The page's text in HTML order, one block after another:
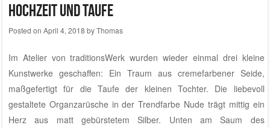
Hochzeit und Taufe
Posted on April 4, 2018 byThomas
Im Atelier von traditionsWerk wurden wieder einmal drei kleine
Kunstwerke geschaffen: Ein Traum aus cremefarbener Seide,
maßgefertigt für die Taufe der kleinen Tochter. Die liebevoll
gestaltete Organzarüsche in der Trendfarbe Nude trägt mittig ein
Herz aus matt gebürstetem Silber. Unten am Saum des